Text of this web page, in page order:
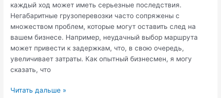
каждый ход может иметь серьезные последствия.
Негабаритные грузоперевозки часто сопряжены с
множеством проблем, которые могут оставить след на
вашем бизнесе. Например, неудачный выбор маршрута
может привести к задержкам, что, в свою очередь,
увеличивает затраты. Как опытный бизнесмен, я могу
сказать, что
Негабаритные
Читать дальше »